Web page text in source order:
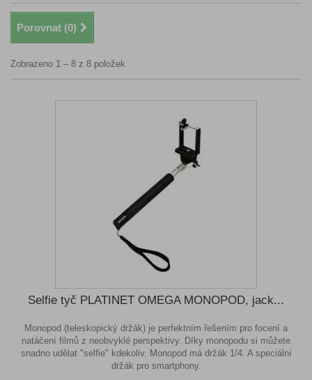
Porovnat (0)
Zobrazeno 1 – 8 z 8 položek
Selfie tyč PLATINET OMEGA MONOPOD, jack...
Monopod (teleskopický držák) je perfektním řešením pro focení a
natáčení filmů z neobvyklé perspektivy. Díky monopodu si můžete
snadno udělat "selfie" kdekoliv. Monopod má držák 1/4. A speciální
držák pro smartphony.